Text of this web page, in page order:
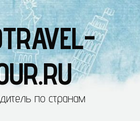
по странам